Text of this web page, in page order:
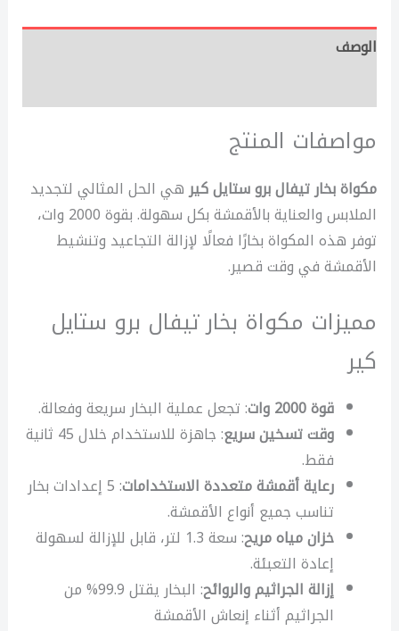
الوصف
مواصفات المنتج
مكواة بخار تيفال برو ستايل كيرهي الحل المثالي لتجديد
الملابس والعناية بالأقمشة بكل سهولة. بقوة 2000 وات،
توفر هذه المكواة بخارًا فعالًا لإزالة التجاعيد وتنشيط
الأقمشة في وقت قصير.
مميزات مكواة بخار تيفال برو ستايل
كير
قوة 2000 وات
: تجعل عملية البخار سريعة وفعالة.
وقت تسخين سريع
: جاهزة للاستخدام خلال 45 ثانية
فقط.
رعاية أقمشة متعددة الاستخدامات : 5 إعدادات بخار
تناسب جميع أنواع الأقمشة.
خزان مياه مريح
: سعة 1.3 لتر، قابل للإزالة لسهولة
إعادة التعبئة.
إزالة الجراثيم والروائح
: البخار يقتل 99.9% من
الجراثيم أثناء إنعاش الأقمشة